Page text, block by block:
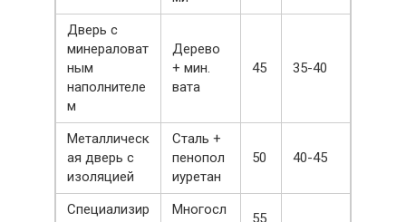
Дверь с
минераловат
ным
наполнителе
м
Дерево
+ мин.
вата
45 35-40
Металлическ
ая дверь с
изоляцией
Сталь +
пенопол
иуретан
50 40-45
Специализир
Многосл
55